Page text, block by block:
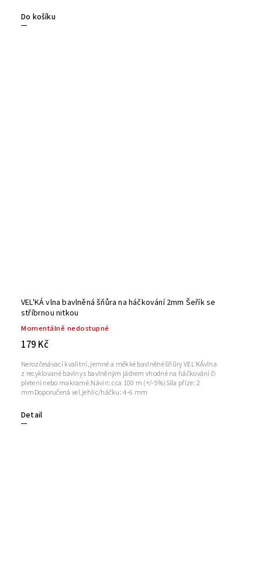
Do košíku
VEL'KÁ vlna bavlněná šňůra na háčkování 2mm Šeřík se
stříbrnou nitkou
Momentálně nedostupné
179 Kč
Detail
Nerozčesávací kvalitní, jemné a měkké bavlněné šňůry VEL'KÁvlna
z recyklované bavlny s bavlněným jádrem vhodné na háčkování či
pletení nebo makramé.Návin: cca 100 m (+/-5%)Síla příze: 2
mmDoporučená vel.jehlic/háčku: 4-6 mm